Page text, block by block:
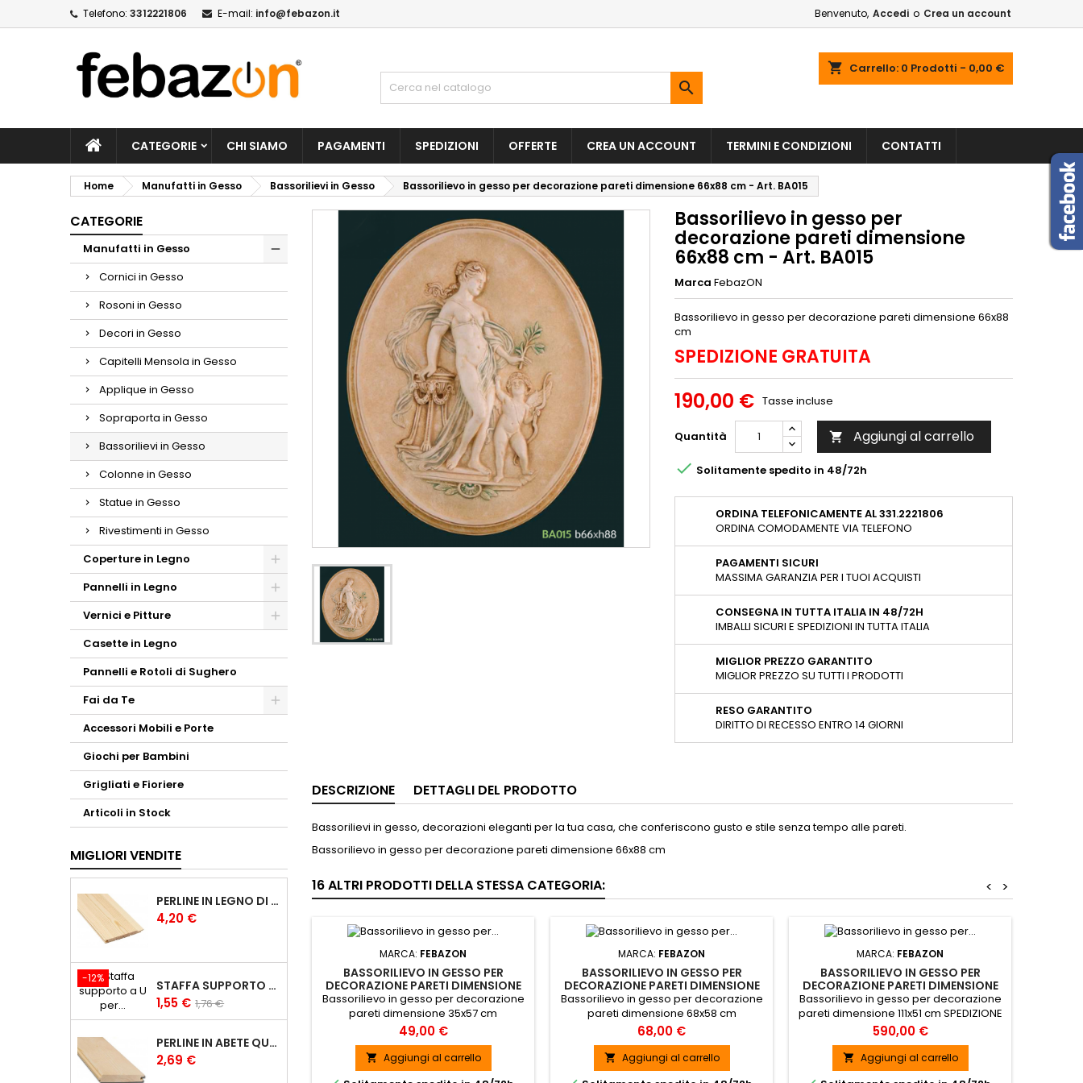
Telefono: 3312221806 E-mail: info@febazon.it Benvenuto, Accedi o Crea un account
shopping_cart Carrello: 0 Prodotti - 0,00 €

CATEGORIE CHI SIAMO PAGAMENTI SPEDIZIONI OFFERTE CREA UN ACCOUNT TERMINI E CONDIZIONI CONTATTI
Home Manufatti in Gesso Bassorilievi in Gesso Bassorilievo in gesso per decorazione pareti dimensione 66x88 cm - Art. BA015
CATEGORIE
Manufatti in Gesso
Cornici in Gesso
Rosoni in Gesso
Decori in Gesso
Capitelli Mensola in Gesso
Applique in Gesso
Sopraporta in Gesso
Bassorilievi in Gesso
Colonne in Gesso
Statue in Gesso
Rivestimenti in Gesso
Coperture in Legno
Pannelli in Legno
Vernici e Pitture
Casette in Legno
Pannelli e Rotoli di Sughero
Fai da Te
Accessori Mobili e Porte
Giochi per Bambini
Grigliati e Fioriere
Articoli in Stock
MIGLIORI VENDITE
PERLINE IN LEGNO DI PINO DA RIVESTIMENTO DA 1X10 CM PERLINE 1CM
Prezzo
4,20 €
-12% STAFFA SUPPORTO A U PER TRAVI IN LEGNO LAMELLARE
Prezzo
1,55 € Prezzo
base
1,76 €
PERLINE IN ABETE QUALITÀ A/B DA 20X150 MM PERLINE IN LEGNO PERLINE 2CM
Prezzo
2,69 €
Bassorilievo in gesso per
decorazione pareti dimensione
66x88 cm - Art. BA015
Marca FebazON
Bassorilievo in gesso per decorazione pareti dimensione 66x88
cm
SPEDIZIONE GRATUITA
190,00 € Tasse incluse
Quantità  Aggiungi al carrello
 Solitamente spedito in 48/72h
ORDINA TELEFONICAMENTE AL 331.2221806
ORDINA COMODAMENTE VIA TELEFONO
PAGAMENTI SICURI
MASSIMA GARANZIA PER I TUOI ACQUISTI
CONSEGNA IN TUTTA ITALIA IN 48/72H
IMBALLI SICURI E SPEDIZIONI IN TUTTA ITALIA
MIGLIOR PREZZO GARANTITO
MIGLIOR PREZZO SU TUTTI I PRODOTTI
RESO GARANTITO
DIRITTO DI RECESSO ENTRO 14 GIORNI
DESCRIZIONE DETTAGLI DEL PRODOTTO
Bassorilievi in gesso, decorazioni eleganti per la tua casa, che conferiscono gusto e stile senza tempo alle pareti.
Bassorilievo in gesso per decorazione pareti dimensione 66x88 cm
16 ALTRI PRODOTTI DELLA STESSA CATEGORIA: >
<
MARCA: FEBAZON
BASSORILIEVO IN GESSO PER
DECORAZIONE PARETI DIMENSIONE
35X57 CM - ART. BA031
Bassorilievo in gesso per decorazione
pareti dimensione 35x57 cm
SPEDIZIONE GRATUITA
Prezzo
49,00 €
 Aggiungi al carrello
MARCA: FEBAZON
BASSORILIEVO IN GESSO PER
DECORAZIONE PARETI DIMENSIONE
68X58 CM - ART. BA009
Bassorilievo in gesso per decorazione
pareti dimensione 68x58 cm
SPEDIZIONE GRATUITA
Prezzo
68,00 €
 Aggiungi al carrello
MARCA: FEBAZON
BASSORILIEVO IN GESSO PER
DECORAZIONE PARETI DIMENSIONE
111X51 CM - ART. BA001
Bassorilievo in gesso per decorazione
pareti dimensione 111x51 cm SPEDIZIONE
GRATUITA
Prezzo
590,00 €
 Aggiungi al carrello